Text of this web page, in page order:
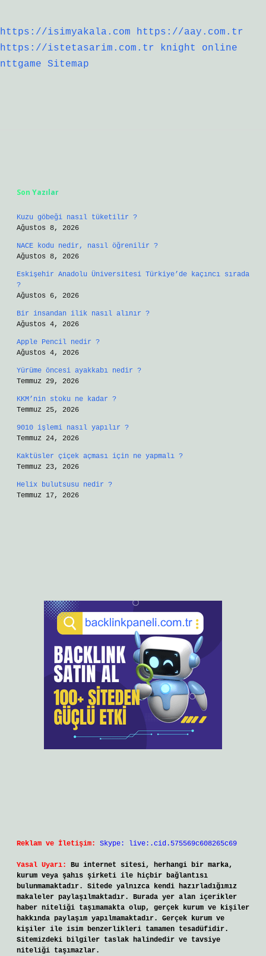
https://isimyakala.com
https://aay.com.tr
https://istetasarim.com.tr
knight online
nttgame
Sitemap
Son Yazılar
Kuzu göbeği nasıl tüketilir ?
Ağustos 8, 2026
NACE kodu nedir, nasıl öğrenilir ?
Ağustos 8, 2026
Eskişehir Anadolu Üniversitesi Türkiye’de kaçıncı sırada
?
Ağustos 6, 2026
Bir insandan ilik nasıl alınır ?
Ağustos 4, 2026
Apple Pencil nedir ?
Ağustos 4, 2026
Yürüme öncesi ayakkabı nedir ?
Temmuz 29, 2026
KKM’nin stoku ne kadar ?
Temmuz 25, 2026
9010 işlemi nasıl yapılır ?
Temmuz 24, 2026
Kaktüsler çiçek açması için ne yapmalı ?
Temmuz 23, 2026
Helix bulutsusu nedir ?
Temmuz 17, 2026
Reklam ve İletişim: Skype: live:.cid.575569c608265c69
Yasal Uyarı:
Bu internet sitesi, herhangi bir marka,
kurum veya şahıs şirketi ile hiçbir bağlantısı
bulunmamaktadır. Sitede yalnızca kendi hazırladığımız
makaleler paylaşılmaktadır. Burada yer alan içerikler
haber niteliği taşımamakta olup, gerçek kurum ve kişiler
hakkında paylaşım yapılmamaktadır. Gerçek kurum ve
kişiler ile isim benzerlikleri tamamen tesadüfidir.
Sitemizdeki bilgiler taslak halindedir ve tavsiye
niteliği taşımazlar.